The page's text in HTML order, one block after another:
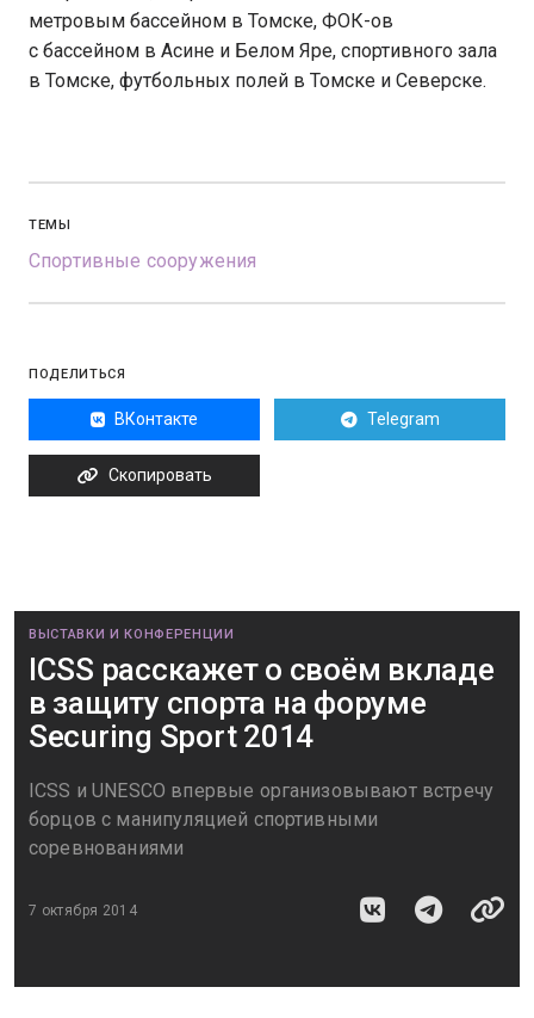
метровым бассейном в Томске, ФОК-ов
с бассейном в Асине и Белом Яре, спортивного зала
в Томске, футбольных полей в Томске и Северске.
ТЕМЫ
Спортивные сооружения
ПОДЕЛИТЬСЯ
ВКонтакте Telegram
Скопировать
ВЫСТАВКИ И КОНФЕРЕНЦИИ
ICSS расскажет о своём вкладе
в защиту спорта на форуме
Securing Sport 2014
ICSS и UNESCO впервые организовывают встречу
борцов с манипуляцией спортивными
соревнованиями
7 октября 2014